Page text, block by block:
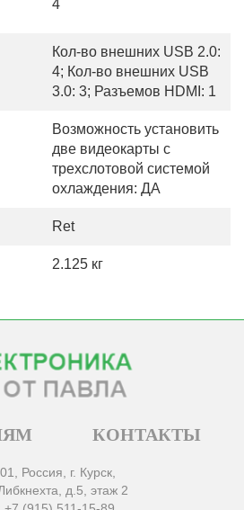
4
Кол-во внешних USB 2.0:
4; Кол-во внешних USB
3.0: 3; Разъемов HDMI: 1
Возможность установить
две видеокарты с
трехслотовой системой
охлаждения: ДА
Ret
2.125 кг
КОНТАКТЫ
Россия, г. Курск,
д.5, этаж 2